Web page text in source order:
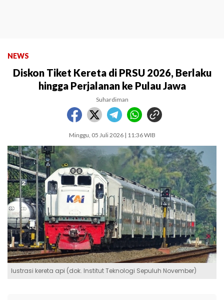
NEWS
Diskon Tiket Kereta di PRSU 2026, Berlaku
hingga Perjalanan ke Pulau Jawa
Suhardiman
Minggu, 05 Juli 2026 | 11:36 WIB
lustrasi kereta api (dok. Institut Teknologi Sepuluh November)